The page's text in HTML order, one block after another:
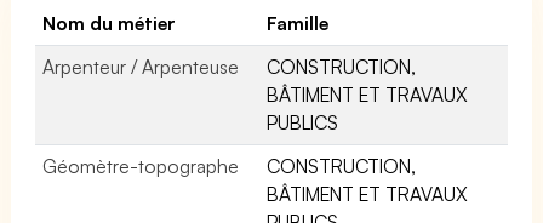
Nom du métier
Famille
Arpenteur / Arpenteuse
CONSTRUCTION,
BÂTIMENT ET TRAVAUX
PUBLICS
Géomètre-topographe
CONSTRUCTION,
BÂTIMENT ET TRAVAUX